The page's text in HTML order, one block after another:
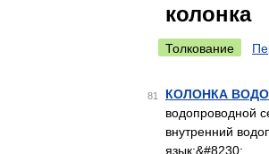
колонка
Толкование
81 КОЛОНКА
водопроводной
внутренний
язык;&#8230; …